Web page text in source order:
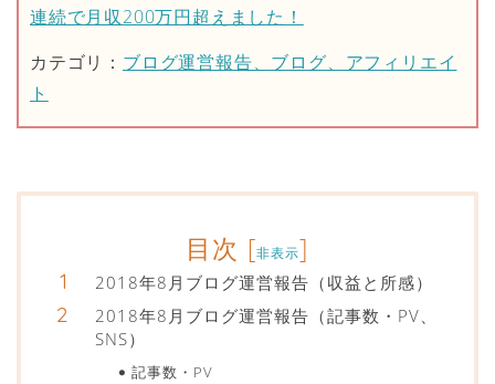
連続で月収200万円超えました！
カテゴリ： ブログ運営報告、ブログ、アフィリエイ
ト
目次 [非表示]
2018年8月ブログ運営報告（収益と所感）
2018年8月ブログ運営報告（記事数・PV、
SNS）
記事数・PV